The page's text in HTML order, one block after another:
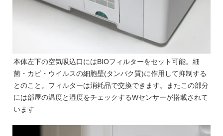
本体左下の空気吸込口にはBIOフィルターをセット可能。細
菌・カビ・ウイルスの細胞壁(タンパク質)に作用して抑制する
とのこと。フィルターは消耗品で交換できます。またこの部分
には部屋の温度と湿度をチェックするWセンサーが搭載されて
います